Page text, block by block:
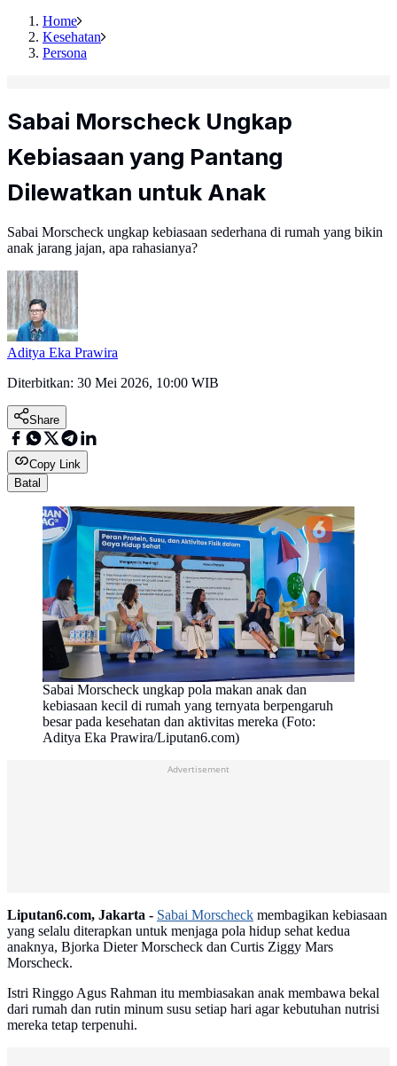
Home
Kesehatan
Persona
Sabai Morscheck Ungkap
Kebiasaan yang Pantang
Dilewatkan untuk Anak
Sabai Morscheck ungkap kebiasaan sederhana di rumah yang bikin
anak jarang jajan, apa rahasianya?
Aditya Eka Prawira
Diterbitkan: 30 Mei 2026, 10:00 WIB
Share
Copy Link
Batal
Sabai Morscheck ungkap pola makan anak dan
kebiasaan kecil di rumah yang ternyata berpengaruh
besar pada kesehatan dan aktivitas mereka (Foto:
Aditya Eka Prawira/Liputan6.com)
Advertisement
Liputan6.com, Jakarta - Sabai Morscheck membagikan kebiasaan
yang selalu diterapkan untuk menjaga pola hidup sehat kedua
anaknya, Bjorka Dieter Morscheck dan Curtis Ziggy Mars
Morscheck.
Istri Ringgo Agus Rahman itu membiasakan anak membawa bekal
dari rumah dan rutin minum susu setiap hari agar kebutuhan nutrisi
mereka tetap terpenuhi.